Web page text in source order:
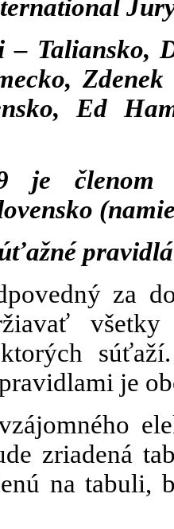
– Taliansko,
Ed
je členom
pravidlá
za
je
zriadená
na tabuli,